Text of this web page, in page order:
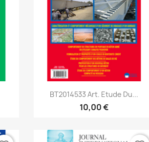
Aperçu rapide
BT2014533 Art. Etude Du...
10,00 €